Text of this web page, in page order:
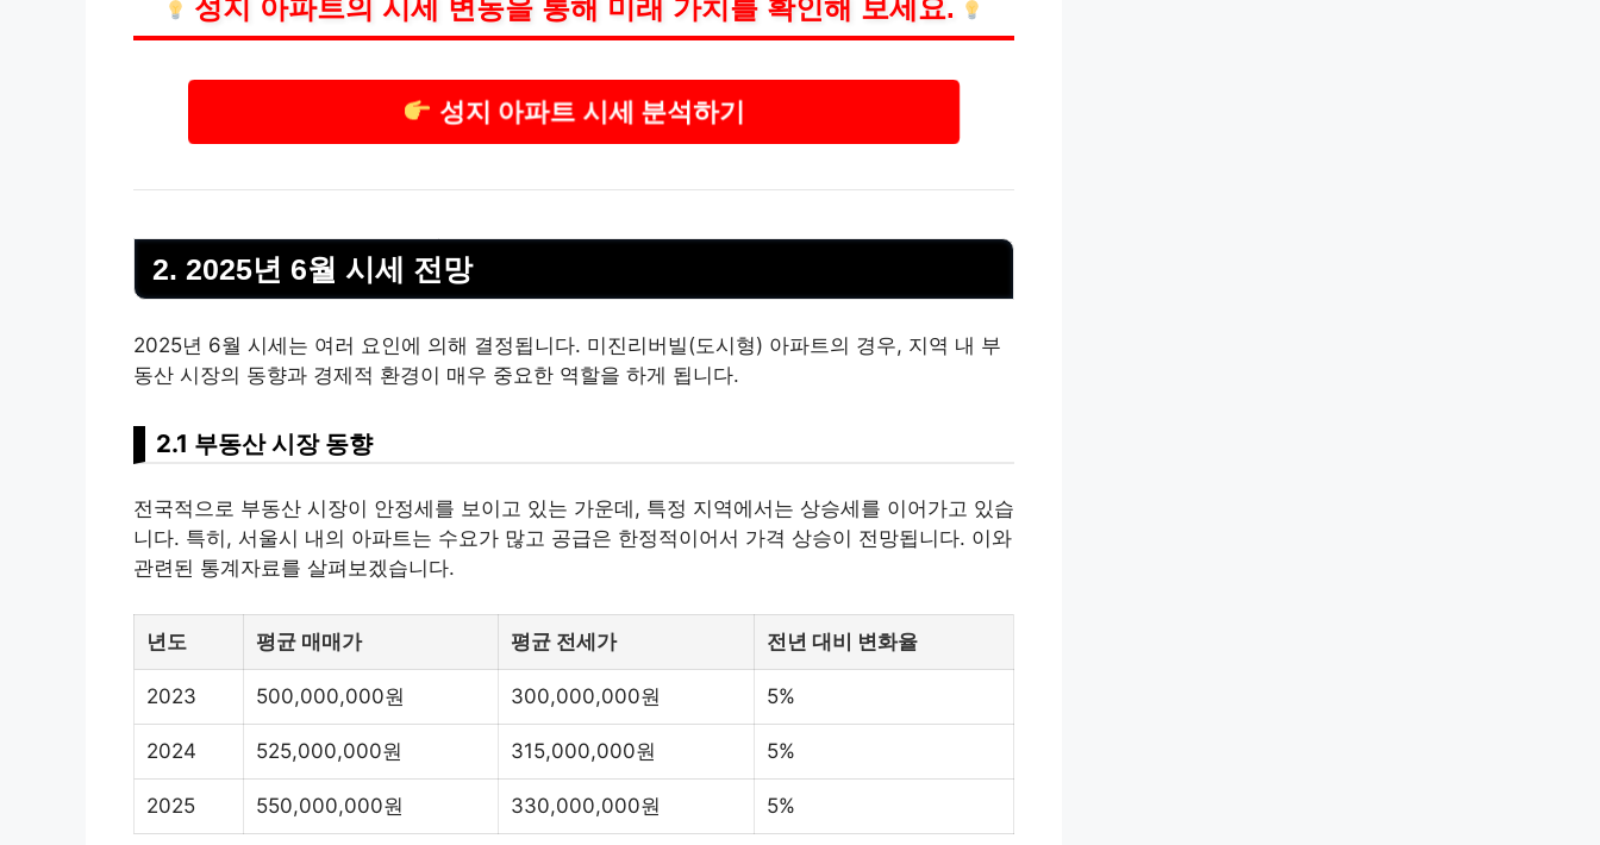
성지 아파트의 시세 변동을 통해 미래 가치를 확인해 보세요.
성지 아파트 시세 분석하기
2. 2025년 6월 시세 전망
2025년 6월 시세는 여러 요인에 의해 결정됩니다. 미진리버빌(도시형) 아파트의 경우, 지역 내 부
동산 시장의 동향과 경제적 환경이 매우 중요한 역할을 하게 됩니다.
2.1 부동산 시장 동향
전국적으로 부동산 시장이 안정세를 보이고 있는 가운데, 특정 지역에서는 상승세를 이어가고 있습
니다. 특히, 서울시 내의 아파트는 수요가 많고 공급은 한정적이어서 가격 상승이 전망됩니다. 이와
관련된 통계자료를 살펴보겠습니다.
년도 평균 매매가 평균 전세가 전년 대비 변화율
2023 500,000,000원 300,000,000원 5%
2024 525,000,000원 315,000,000원 5%
2025 550,000,000원 330,000,000원 5%